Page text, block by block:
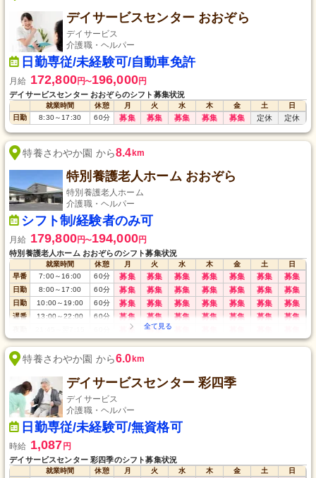
デイサービスセンター おおぞら
デイサービス
介護職・ヘルパー
日勤専従/未経験可/自動車免許
月給 172,800円〜196,000円
デイサービスセンター おおぞらのシフト募集状況
就業時間 休憩 月 火 水 木 金 土
日
日勤
8:30～17:30 60分 募集 募集 募集 募集 募集 定休 定休
特養さわやか園 から8.4km
特別養護老人ホーム おおぞら
特別養護老人ホーム
介護職・ヘルパー
シフト制/経験者のみ可
月給 179,800円〜194,000円
特別養護老人ホーム おおぞらのシフト募集状況
就業時間 休憩 月 火 水 木 金 土
日
早番
7:00～ 16:00 60分 募集 募集 募集 募集 募集 募集 募集
日勤 8:00～ 17:00 60分 募集 募集 募集 募集 募集 募集 募集
日勤 10:00～ 19:00 60分 募集 募集 募集 募集 募集 募集 募集
遅番 13:00 ～22:00 60分 募集 募集 募集 募集 募集 募集 募集
募集 募集
特養さわやか園 から6.0km
デイサービスセンター 彩四季
デイサービス
介護職・ヘルパー
日勤専従/未経験可/無資格可
時給 1,087 円
デイサービスセンター 彩四季のシフト募集状況
就業時間 休憩 月 火 水 木 金 土
日